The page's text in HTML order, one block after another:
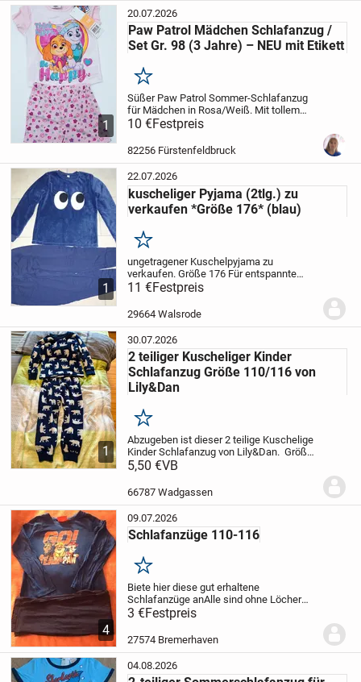
1
20.07.2026
Paw Patrol Mädchen Schlafanzug /
Set Gr. 98 (3 Jahre) – NEU mit Etikett
Merken
Süßer Paw Patrol Sommer-Schlafanzug
für Mädchen in Rosa/Weiß. Mit tollem
"Think Happy. Be Happy"-Motiv von Skye
und Everest. Das Set besteht aus einem
T-Shirt und einer kurzen Hose mit Pfoten-
10 €Festpreis
82256 Fürstenfeldbruck
1
22.07.2026
kuscheliger Pyjama (2tlg.) zu
verkaufen *Größe 176* (blau)
Merken
ungetragener Kuschelpyjama zu
verkaufen. Größe 176Für entspannte
Nächte oder den gemütlichen Sonntag:
der kuschelig weiche Pyjama mit
niedlichem Glubschilook
Streifen-LookStretchiges...
11 €Festpreis
29664 Walsrode
1
30.07.2026
2 teiliger Kuscheliger Kinder
Schlafanzug Größe 110/116 von
Lily&Dan
Merken
Abzugeben ist dieser 2 teilige Kuschelige
Kinder Schlafanzug von Lily&Dan. Größe:
110/116 Keine Beschädigungen
Nichtraucher Haushalt.
möglich Da Privatverkauf, keine...
5,50 €VB
66787 Wadgassen
4
09.07.2026
Schlafanzüge 110-116
Merken
Biete hier diese gut erhaltene
Schlafanzüge anAlle sind ohne Löcher
und ohne Flecken
Schlafanzug aber gerne wenn Intersse an
alle besteht einen Preisvorschlag
3 €Festpreis
27574 Bremerhaven
04.08.2026
Kategorie Haus & Garten
Kinderkleidung›Kinder-
Nachtwäsche›Kinder-Schlafanzüge